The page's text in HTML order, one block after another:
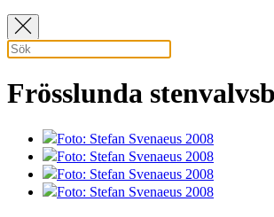
Frösslunda
Foto: Stefan Svenaeus 2008
Foto: Stefan Svenaeus 2008
Foto: Stefan Svenaeus 2008
Foto: Stefan Svenaeus 2008